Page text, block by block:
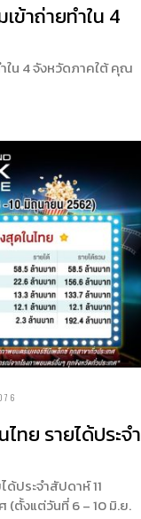
เข้าถ่ายทำใน 4
ใน 4 จังหวัดภาคใต้ คุณ
ทย รายได้ประจำ
ประจำสัปดาห์ 11
(ตั้งแต่วันที่ 6 – 10 มิ.ย.